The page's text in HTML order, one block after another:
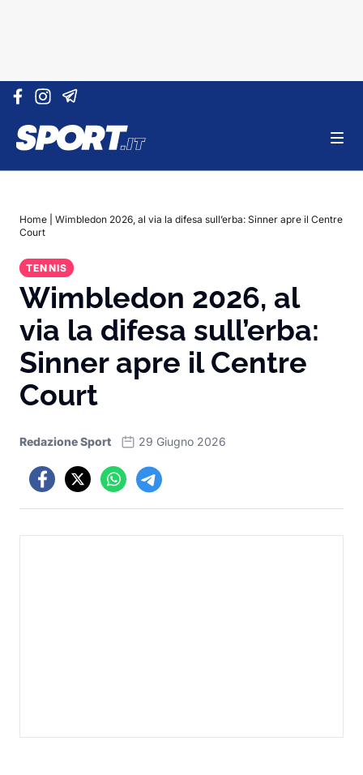
Vai al contenuto
Home
Wimbledon 2026, al via la difesa sull’erba: Sinner apre il Centre
Court
TENNIS
Wimbledon 2026, al
via la difesa sull’erba:
Sinner apre il Centre
Court
Redazione Sport 29 Giugno 2026